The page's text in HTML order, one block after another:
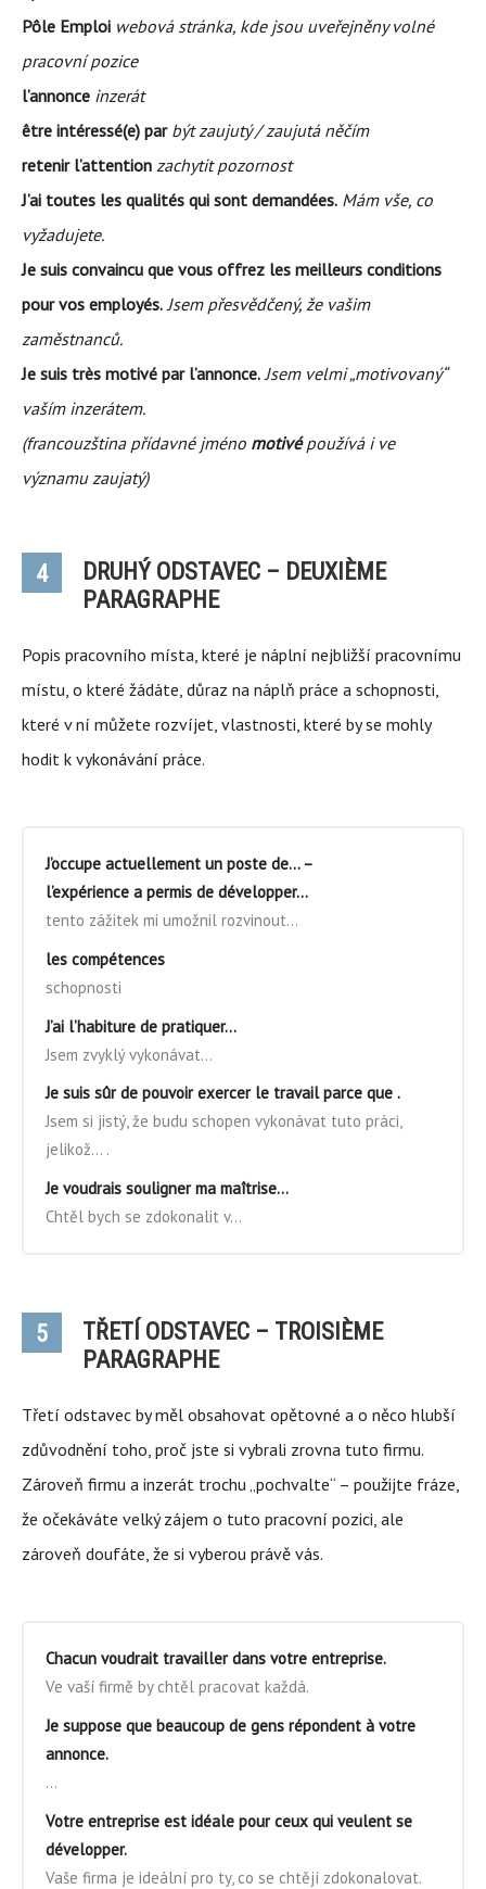
Pôle Emploi webová stránka, kde jsou uveřejněny volné
pracovní pozice
l’annonce inzerát
être intéressé(e) par být zaujutý / zaujutá něčím
retenir l’attention zachytit pozornost
J’ai toutes les qualités qui sont demandées. Mám vše, co
vyžadujete.
Je suis convaincu que vous offrez les meilleurs conditions
pour vos employés. Jsem přesvědčený, že vašim
zaměstnanců.
Je suis très motivé par l’annonce. Jsem velmi „motivovaný“
vaším inzerátem.
(francouzština přídavné jméno motivépoužívá i ve
významu zaujatý)
4
DRUHÝ ODSTAVEC – DEUXIÈME
PARAGRAPHE
Popis pracovního místa, které je náplní nejbližší pracovnímu
místu, o které žádáte, důraz na náplň práce a schopnosti,
které v ní můžete rozvíjet, vlastnosti, které by se mohly
hodit k vykonávání práce.
J’occupe actuellement un poste de… –
l’expérience a permis de développer…
tento zážitek mi umožnil rozvinout…
les compétences
schopnosti
J’ai l’habiture de pratiquer…
Jsem zvyklý vykonávat…
Je suis sûr de pouvoir exercer le travail parce que .
Jsem si jistý, že budu schopen vykonávat tuto práci,
jelikož… .
Je voudrais souligner ma maîtrise…
Chtěl bych se zdokonalit v…
5
TŘETÍ ODSTAVEC – TROISIÈME
PARAGRAPHE
Třetí odstavec by měl obsahovat opětovné a o něco hlubší
zdůvodnění toho, proč jste si vybrali zrovna tuto firmu.
Zároveň firmu a inzerát trochu „pochvalte“ – použijte fráze,
že očekáváte velký zájem o tuto pracovní pozici, ale
zároveň doufáte, že si vyberou právě vás.
Chacun voudrait travailler dans votre entreprise.
Ve vaší firmě by chtěl pracovat každá.
Je suppose que beaucoup de gens répondent à votre
annonce.
…
Votre entreprise est idéale pour ceux qui veulent se
développer.
Vaše firma je ideální pro ty, co se chtějí zdokonalovat.